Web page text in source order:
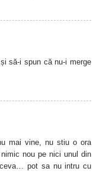
să-i spun că nu-i merge
mai vine, nu stiu o ora
nou pe nici unul din
pot sa nu intru cu